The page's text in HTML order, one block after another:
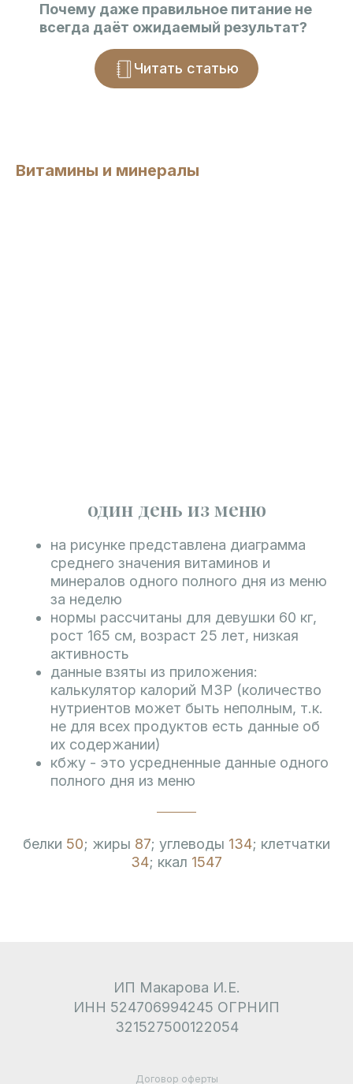
Почему даже правильное питание не
всегда даёт ожидаемый результат?
Читать статью
Витамины и минералы
один день из меню
на рисунке представлена диаграмма
среднего значения витаминов и
минералов одного полного дня из меню
за неделю
нормы рассчитаны для девушки 60 кг,
рост 165 см, возраст 25 лет, низкая
активность
данные взяты из приложения:
калькулятор калорий МЗР (количество
нутриентов может быть неполным, т.к.
не для всех продуктов есть данные об
их содержании)
кбжу - это усредненные данные одного
полного дня из меню
белки 50; жиры 87; углеводы 134; клетчатки
34; ккал 1547
ИП Макарова И.Е.
ИНН 524706994245 ОГРНИП
321527500122054
Договор оферты